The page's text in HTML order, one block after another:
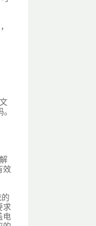
效
求
电